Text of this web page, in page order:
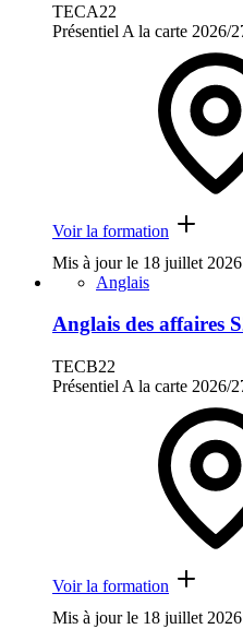
TECA22
Présentiel A la carte 2026/
Voir la formation
Mis à jour le 18 juillet 2026
Anglais
Anglais des affaires
TECB22
Présentiel A la carte 2026/
Voir la formation
Mis à jour le 18 juillet 2026